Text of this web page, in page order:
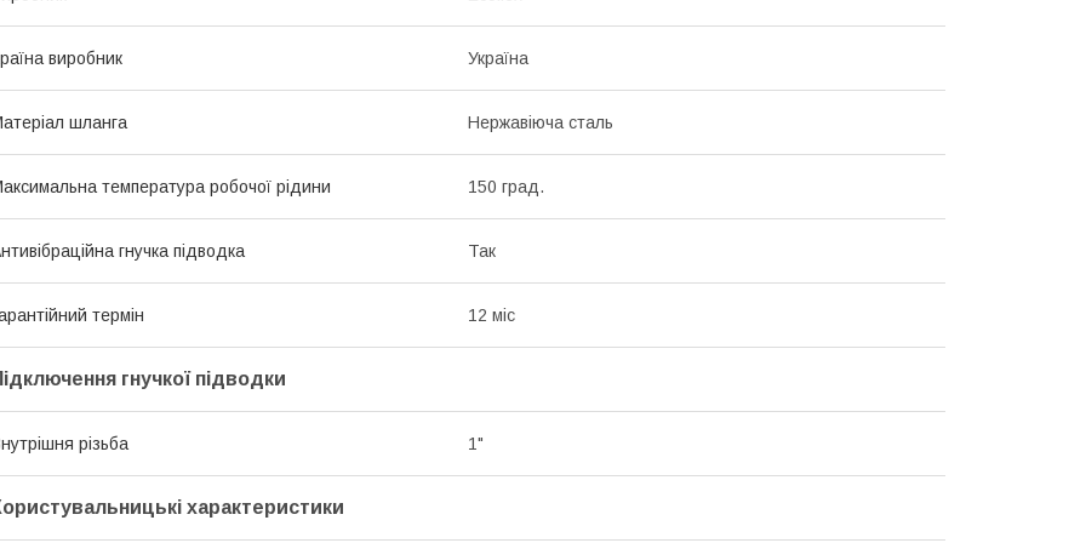
виробник Україна
шланга Нержавіюча сталь
температура робочої рідини 150 град.
гнучка підводка Так
термін 12 міс
гнучкої підводки
різьба 1"
характеристики